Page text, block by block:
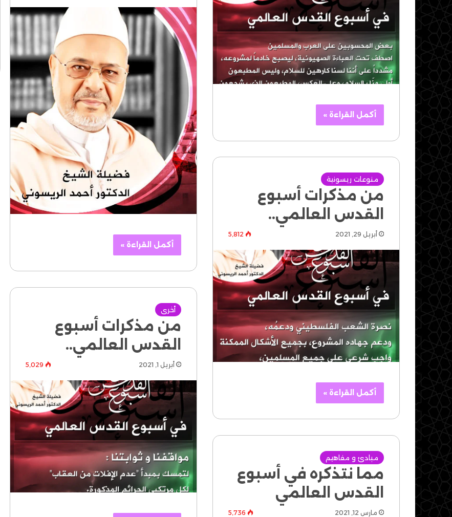
أكمل القراءة »
أكمل القراءة »
منوعات ريسونية
من مذكرات أسبوع
القدس العالمي..
أبريل 29, 2021 5٬812
أكمل القراءة »
أخرى
من مذكرات أسبوع
القدس العالمي..
أبريل 1, 2021 5٬029
مبادئ و مفاهيم
مما نتذكره في أسبوع
القدس العالمي
مارس 12, 2021 5٬736